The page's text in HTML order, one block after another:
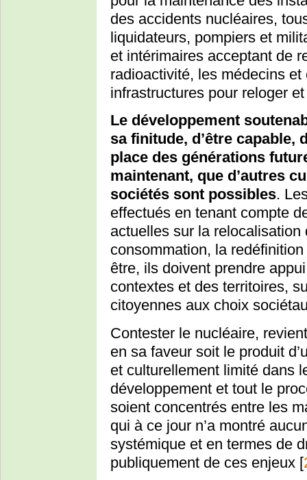
des accidents nucléaires,
liquidateurs, pompiers et
et intérimaires acceptant de
radioactivité, les médecins
infrastructures pour reloger
Le développement
sa finitude, d’être capable,
place des générations
maintenant, que d’autres
sociétés sont possibles.
effectués en tenant compte
actuelles sur la
consommation, la
être, ils doivent prendre
contextes et des territoires,
citoyennes aux choix
Contester le nucléaire,
en sa faveur soit le produit
et culturellement limité dans
développement et tout le
soient concentrés entre les
qui à ce jour n’a montré
systémique et en termes de
publiquement de ces enjeux [